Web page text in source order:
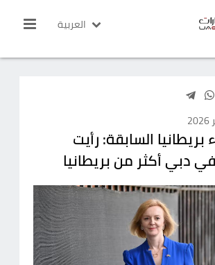
العربية
بريطانيا السابقة: رأيت
دبي أكثر من بريطانيا